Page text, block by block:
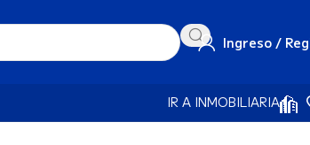
Ingreso /
IR A INMOBILIARIA